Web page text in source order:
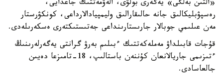
«التىن بەلگى» يەگەرى بولۋى، الەۋمەتتىك جاعدايى،
رەسپۋبليكالىق جانە حالىقارالىق وليمپيادالارداعى، كونكۋرستار
مەن عىلىمي جوبالار جارىستارىنداعى جەتىستىكتەرى ەسكەرىلەدى.
قۇجات قابىلداۋ مەملەكەتتىك ءبىلىم بەرۋ گرانتى يەگەرلەرىنىڭ
ءتىزىمى جاريالانعان كۇننەن باستالىپ، 18-تامىزعا دەيىن
جالعاسادى.